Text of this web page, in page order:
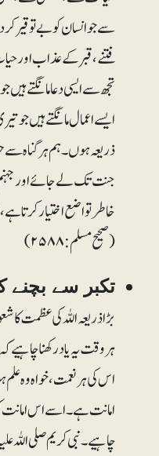
سے جو انسان کو بے توقیر
فتنے، قبر کے عذاب اور
تجھ سے ایسی دعا مانگتے
ایسے اعمال مانگتے ہیں
ذریعہ ہوں۔ ہم ہر گناہ سے
جنت تک لے جائے اور
خاطر تواضع اختیار کرتا
(صحیح مسلم: ۲۵۸۸)
تکبر سے بچنے
بڑا ذریعہ اللہ کی عظمت
ہر وقت یہ یاد رکھنا چاہیے
اس کی ہر نعمت، خواہ وہ
امانت ہے۔ اسے اس امانت
چاہیے۔ نبی کریم صلی اللہ